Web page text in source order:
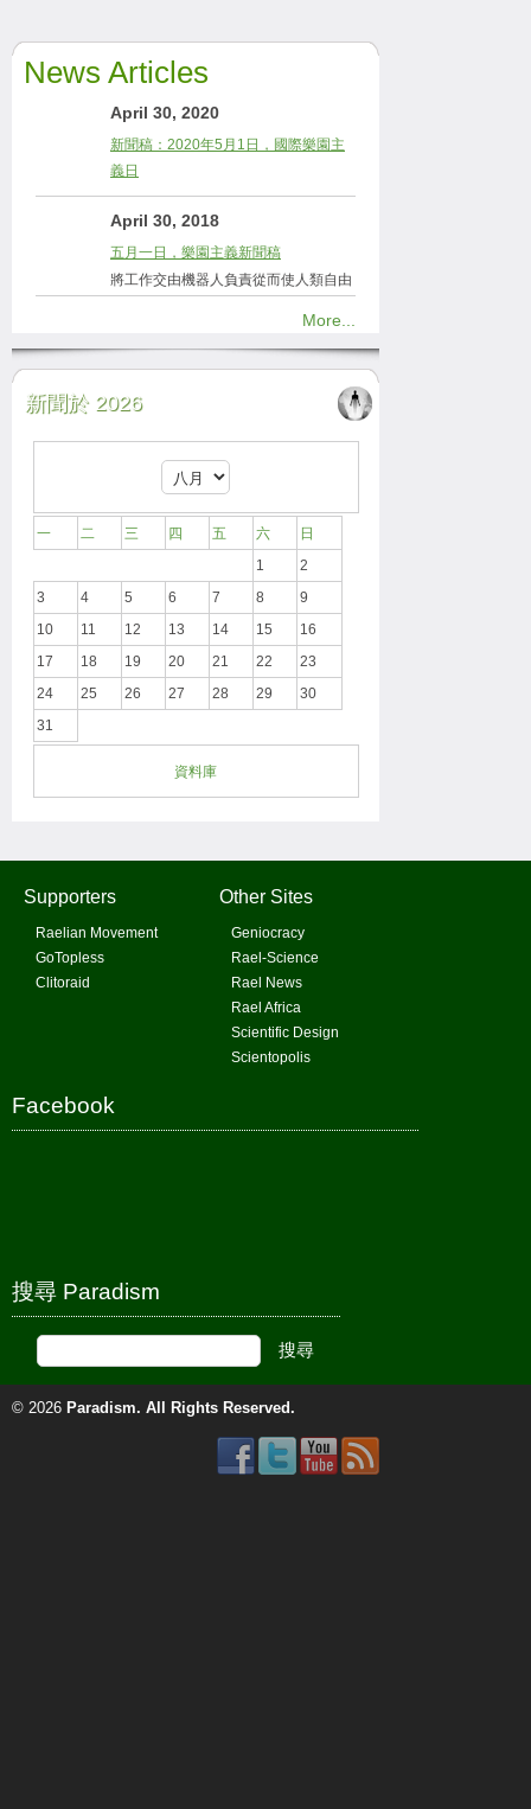
News Articles
April 30, 2020
新聞稿：2020年5月1日，國際樂園主
義日
April 30, 2018
五月一日，樂園主義新聞稿
將工作交由機器人負責從而使人類自由
More...
新聞於 2026
一 二 三 四 五 六
日
1
2
3
4 5 6 7 8
9
10
11 12 13 14 15
16
17
18 19 20 21 22
23
24
25 26 27 28 29
30
31
資料庫
Supporters
Raelian Movement
GoTopless
Clitoraid
Other Sites
Geniocracy
Rael-Science
Rael News
Rael Africa
Scientific Design
Scientopolis
Facebook
搜尋 Paradism
© 2026 Paradism. All Rights Reserved.